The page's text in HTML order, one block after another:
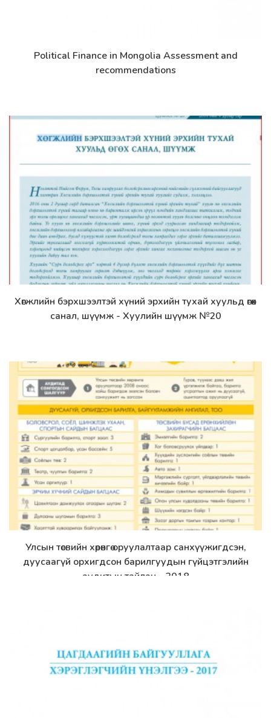
Дэлгэрэнгүй
Political Finance in Mongolia Assessment and
recommendations
Дэлгэрэнгүй
Хөгжлийн бэрхшээлтэй хүний эрхийн тухай хуульд өгөх
санал, шүүмж - Хуулийн шүүмж №20
Дэлгэрэнгүй
Улсын төсвийн хөрөнгө оруулалтаар санхүүжигдсэн,
дуусаагүй орхигдсон барилгуудын гүйцэтгэлийн
аудитын тайлан - 2018